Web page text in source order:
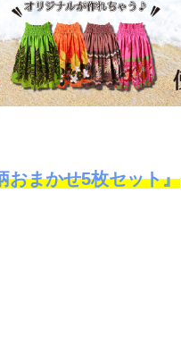
まかせ5枚セット』